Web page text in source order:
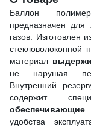
Баллон
предназначен для
газов. Изготовлен
стекловолоконной
материал
не нарушая
Внутренний
содержит
удобства